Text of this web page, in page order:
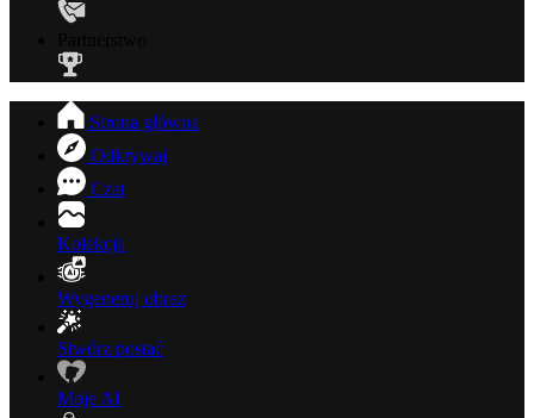
Strona główna
Odkrywaj
Czat
Kolekcja
Wygeneruj obraz
Stwórz postać
Moje AI